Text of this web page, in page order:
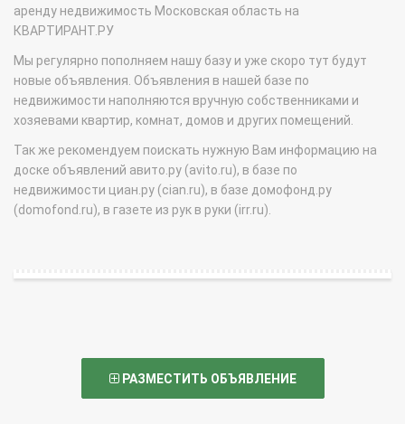
аренду недвижимость Московская область на
КВАРТИРАНТ.РУ
Мы регулярно пополняем нашу базу и уже скоро тут будут
новые объявления. Объявления в нашей базе по
недвижимости наполняются вручную собственниками и
хозяевами квартир, комнат, домов и других помещений.
Так же рекомендуем поискать нужную Вам информацию на
доске объявлений авито.ру (avito.ru), в базе по
недвижимости циан.ру (cian.ru), в базе домофонд.ру
(domofond.ru), в газете из рук в руки (irr.ru).
РАЗМЕСТИТЬ ОБЪЯВЛЕНИЕ